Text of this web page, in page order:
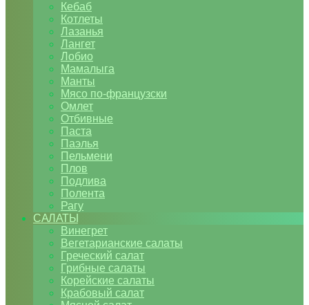
Кебаб
Котлеты
Лазанья
Лангет
Лобио
Мамалыга
Манты
Мясо по-французски
Омлет
Отбивные
Паста
Паэлья
Пельмени
Плов
Подлива
Полента
Рагу
САЛАТЫ
Винегрет
Вегетарианские салаты
Греческий салат
Грибные салаты
Корейские салаты
Крабовый салат